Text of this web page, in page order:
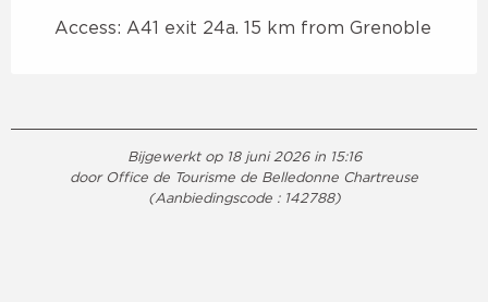
Access: A41 exit 24a. 15 km from Grenoble
Bijgewerkt op 18 juni 2026 in 15:16
door Office de Tourisme de Belledonne Chartreuse
(Aanbiedingscode : 142788)